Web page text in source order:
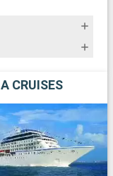
CRUISES